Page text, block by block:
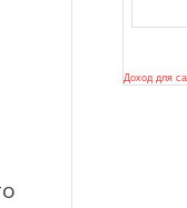
Доход для